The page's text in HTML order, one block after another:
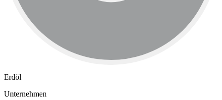
Erdöl
Unternehmen